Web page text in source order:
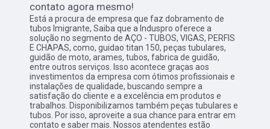
contato agora mesmo!
Está a procura de empresa que faz dobramento de
tubos Imigrante, Saiba que a Induspro oferece a
solução no segmento de AÇO - TUBOS, VIGAS, PERFIS
E CHAPAS, como, guidao titan 150, peças tubulares,
guidão de moto, arames, tubos, fabrica de guidão,
entre outros serviços. Isso acontece graças aos
investimentos da empresa com ótimos profissionais e
instalações de qualidade, buscando sempre a
satisfação do cliente e a excelência em produtos e
trabalhos. Disponibilizamos também peças tubulares e
tubos. Por isso, aproveite a sua chance para entrar em
contato e saber mais. Nossos atendentes estão